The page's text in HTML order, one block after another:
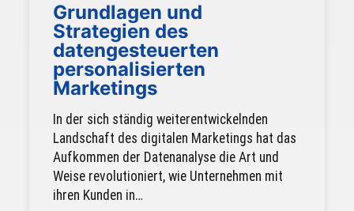
Grundlagen und
Strategien des
datengesteuerten
personalisierten
Marketings
In der sich ständig weiterentwickelnden
Landschaft des digitalen Marketings hat das
Aufkommen der Datenanalyse die Art und
Weise revolutioniert, wie Unternehmen mit
ihren Kunden in…